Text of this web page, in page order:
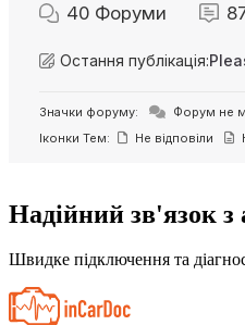
40 Форуми
Остання публікація:
Значки форуму: Форум не
Іконки Тем:
Не відповіли
Надійний зв'язок з
Швидке підключення та